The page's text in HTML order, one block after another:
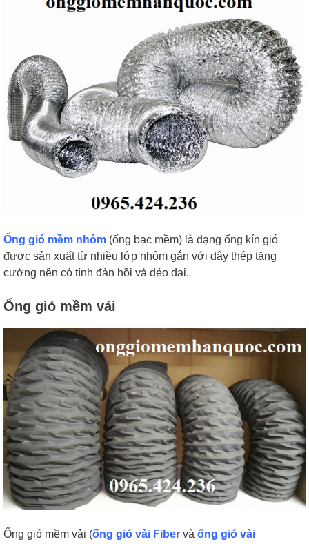
Ống gió mềm nhôm (ống bạc mềm) là dạng ống kín gió
được sản xuất từ nhiều lớp nhôm gắn với dây thép tăng
cường nên có tính đàn hồi và dẻo dai.
Ống gió mềm vải
Ống gió mềm vải (ống gió vải Fiber và ống gió vải